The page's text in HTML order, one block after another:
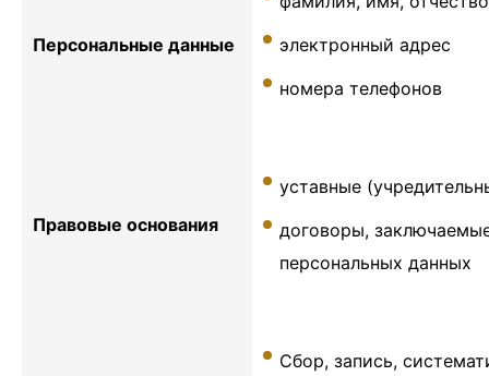
Персональные данные
электронный адрес
номера телефонов
Правовые основания
уставные
договоры,
персональных данных
Сбор, запись,